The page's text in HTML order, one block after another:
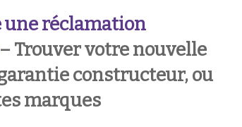
réclamation
– Trouver votre nouvelle
constructeur, ou
marques